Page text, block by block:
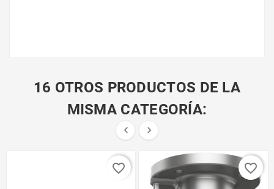
16 OTROS PRODUCTOS DE LA
MISMA CATEGORÍA:
 
favorite_border favorite_border